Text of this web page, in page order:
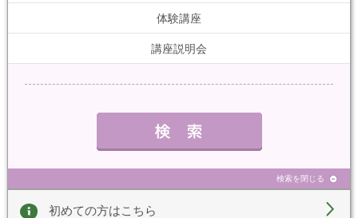
体験講座
講座説明会
検索を閉じる
初めての方はこちら